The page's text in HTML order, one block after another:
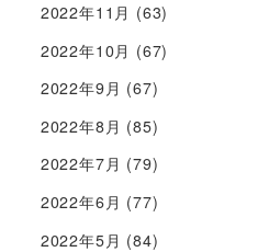
2022年11月 (63)
2022年10月 (67)
2022年9月 (67)
2022年8月 (85)
2022年7月 (79)
2022年6月 (77)
2022年5月 (84)